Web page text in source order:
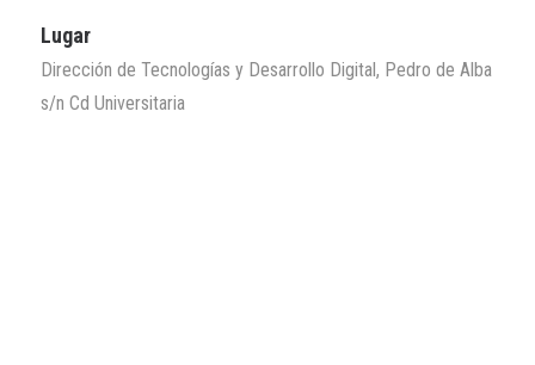
Lugar
Dirección de Tecnologías y Desarrollo Digital, Pedro de Alba
s/n Cd Universitaria